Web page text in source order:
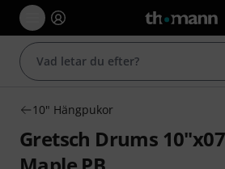
10" Hängpukor
Gretsch Drums